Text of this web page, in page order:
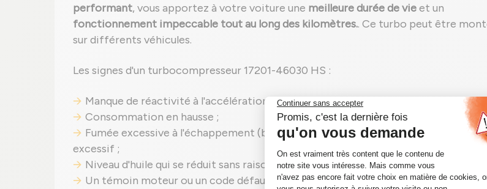
performant, vous apportez à votre voiture une meilleure durée de vieet un
fonctionnement impeccable tout au long des kilomètres.. Ce turbo peut être
sur différents véhicules.
Les signes d'un turbocompresseur 17201-46030 HS :
Manque de réactivité à l'accélération ;
Consommation en hausse ;
Fumée excessive à l'échappement (bleue, noire ou blanche) et/ou sifflement
excessif ;
Niveau d'huile qui se réduit sans raison apparente sans signe de fuite ;
Un témoin moteur ou un code défaut peut apparaître, tel que le P0299 signalant